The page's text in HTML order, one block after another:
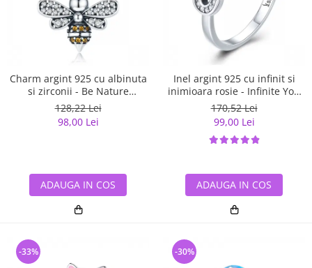
Charm argint 925 cu albinuta
si zirconii - Be Nature
PST0143
128,22 Lei
98,00 Lei
ADAUGA IN COS
Inel argint 925 cu infinit si
inimioara rosie - Infinite You
IST0062
170,52 Lei
99,00 Lei
ADAUGA IN COS
-33% -30%